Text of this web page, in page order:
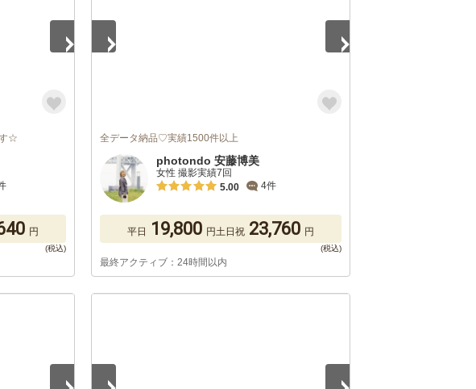
☆
円
全データ納品♡実績1500件以上
photondo 安藤博美
女性 撮影実績7回
5.00
4件
平日 19,800 円土日祝 23,760 円
最終アクティブ：24時間以内